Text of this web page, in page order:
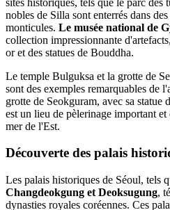
nobles de Silla sont enterrés dans
monticules. Le musée national de
collection impressionnante
or et des statues de Bouddha.
Le temple Bulguksa et la grotte de
sont des exemples remarquables de
grotte de Seokguram, avec sa
est un lieu de pèlerinage important
mer de l'Est.
Découverte des palais
Les palais historiques de Séoul, tels
Changdeokgung et Deoksugung,
dynasties royales coréennes. Ces